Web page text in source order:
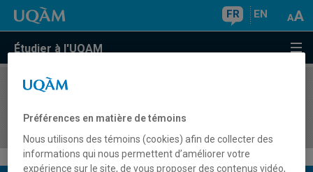
FR EN
Étudier à l'UQAM
COURS//
et des destinations touristiques II
Préférences en matière de témoins
Nous utilisons des témoins (cookies) afin de collecter des
informations qui nous permettent d’améliorer votre
expérience sur le site, de vous proposer des contenus vidéo,